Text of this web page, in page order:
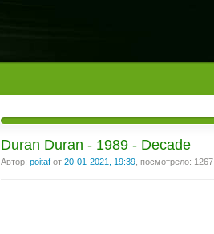
Duran Duran - 1989 - Decade
Автор: poitaf от 20-01-2021, 19:39 , посмотрело: 1267